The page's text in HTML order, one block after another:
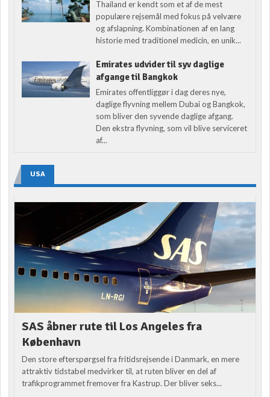
Thailand er kendt som et af de mest
populære rejsemål med fokus på velvære
og afslapning. Kombinationen af en lang
historie med traditionel medicin, en unik...
Emirates udvider til syv daglige
afgange til Bangkok
Emirates offentliggør i dag deres nye,
daglige flyvning mellem Dubai og Bangkok,
som bliver den syvende daglige afgang.
Den ekstra flyvning, som vil blive serviceret
af...
USA
SAS åbner rute til Los Angeles fra
København
Den store efterspørgsel fra fritidsrejsende i Danmark, en mere
attraktiv tidstabel medvirker til, at ruten bliver en del af
trafikprogrammet fremover fra Kastrup. Der bliver seks...